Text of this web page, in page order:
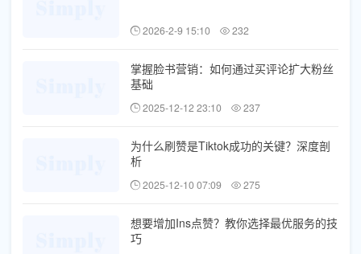
2026-2-9 15:10 232
掌握脸书营销：如何通过买评论扩大粉丝
基础
2025-12-12 23:10 237
为什么刷赞是Tiktok成功的关键？深度剖
析
2025-12-10 07:09 275
想要增加Ins点赞？教你选择最优服务的技
巧